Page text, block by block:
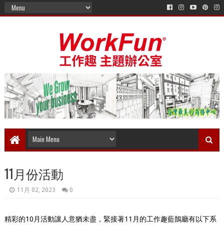
11月份活動
11月 02, 2023 0
精彩的10月活動讓人意猶未盡，緊接著11月的工作趣藍鵲廳有以下系